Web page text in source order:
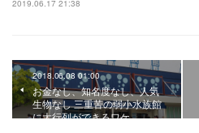
2019.06.17 21:38
2018.06.08 01:00
お金なし、知名度なし、人気
生物なし 三重苦の弱小水族館
に大行列ができるワケ